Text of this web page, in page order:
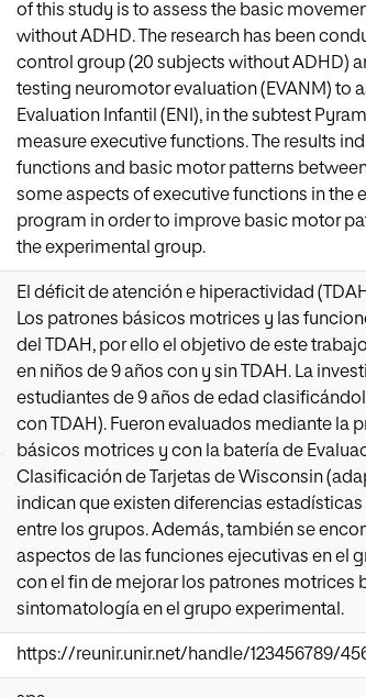
of this study is to assess the basic
without ADHD. The research has been
control group (20 subjects without ADHD)
testing neuromotor evaluation (EVANM) to
Evaluation Infantil (ENI), in the subtest
measure executive functions. The results
functions and basic motor patterns
some aspects of executive functions in the
program in order to improve basic motor
the experimental group.
El déficit de atención e hiperactividad
Los patrones básicos motrices y las
del TDAH, por ello el objetivo de este
en niños de 9 años con y sin TDAH. La
estudiantes de 9 años de edad
con TDAH). Fueron evaluados mediante la
básicos motrices y con la batería de
Clasificación de Tarjetas de Wisconsin
indican que existen diferencias
entre los grupos. Además, también se
aspectos de las funciones ejecutivas en el
con el fin de mejorar los patrones motrices
sintomatología en el grupo experimental.
https://reunir.unir.net/handle/123456789/